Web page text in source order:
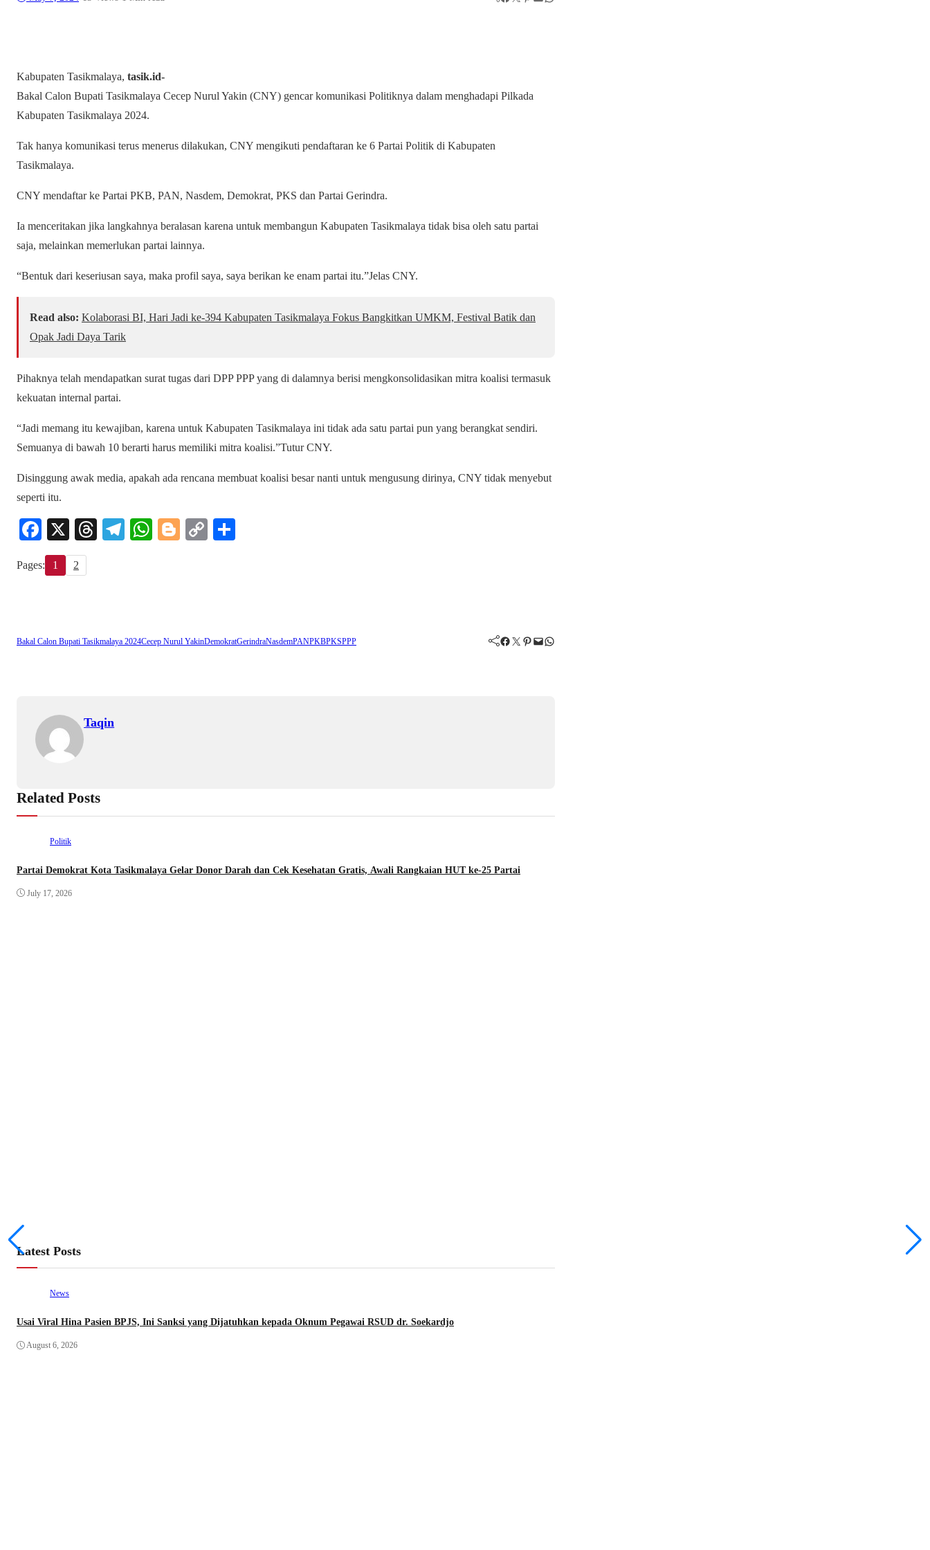
Kabupaten Tasikmalaya, tasik.id-
Bakal Calon Bupati Tasikmalaya Cecep Nurul Yakin (CNY) gencar komunikasi Politiknya dalam menghadapi Pilkada
Kabupaten Tasikmalaya 2024.
Tak hanya komunikasi terus menerus dilakukan, CNY mengikuti pendaftaran ke 6 Partai Politik di Kabupaten
Tasikmalaya.
CNY mendaftar ke Partai PKB, PAN, Nasdem, Demokrat, PKS dan Partai Gerindra.
Ia menceritakan jika langkahnya beralasan karena untuk membangun Kabupaten Tasikmalaya tidak bisa oleh satu partai
saja, melainkan memerlukan partai lainnya.
“Bentuk dari keseriusan saya, maka profil saya, saya berikan ke enam partai itu.”Jelas CNY.
Read also: Kolaborasi BI, Hari Jadi ke-394 Kabupaten Tasikmalaya Fokus Bangkitkan UMKM, Festival Batik dan
Opak Jadi Daya Tarik
Pihaknya telah mendapatkan surat tugas dari DPP PPP yang di dalamnya berisi mengkonsolidasikan mitra koalisi termasuk
kekuatan internal partai.
“Jadi memang itu kewajiban, karena untuk Kabupaten Tasikmalaya ini tidak ada satu partai pun yang berangkat sendiri.
Semuanya di bawah 10 berarti harus memiliki mitra koalisi.”Tutur CNY.
Disinggung awak media, apakah ada rencana membuat koalisi besar nanti untuk mengusung dirinya, CNY tidak menyebut
seperti itu.
Fa
ce
bo
X
T
Te
W
Bl
C
Pages: 1 2
Bakal Calon Bupati Tasikmalaya 2024Cecep Nurul YakinDemokratGerindraNasdemPANPKBPKSPPP Facebook Twitter Pinterest Mail WhatsApp
Taqin
Related Posts
Politik
Partai Demokrat Kota Tasikmalaya Gelar Donor Darah dan Cek Kesehatan Gratis, Awali Rangkaian HUT ke-25 Partai
July 17, 2026
Latest Posts
News
Usai Viral Hina Pasien BPJS, Ini Sanksi yang Dijatuhkan kepada Oknum Pegawai RSUD dr. Soekardjo
August 6, 2026